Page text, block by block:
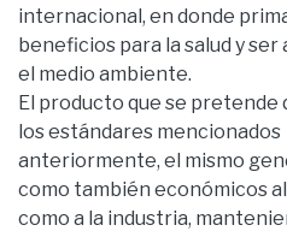
internacional, en donde
beneficios para la salud y ser
el medio ambiente.
El producto que se pretende
los estándares mencionados
anteriormente, el mismo
como también económicos
como a la industria,